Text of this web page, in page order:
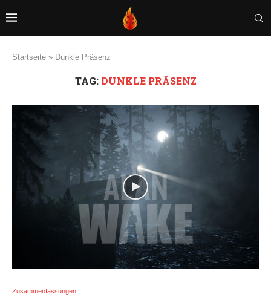
Startseite » Dunkle Präsenz
TAG: DUNKLE PRÄSENZ
Zusammenfassungen